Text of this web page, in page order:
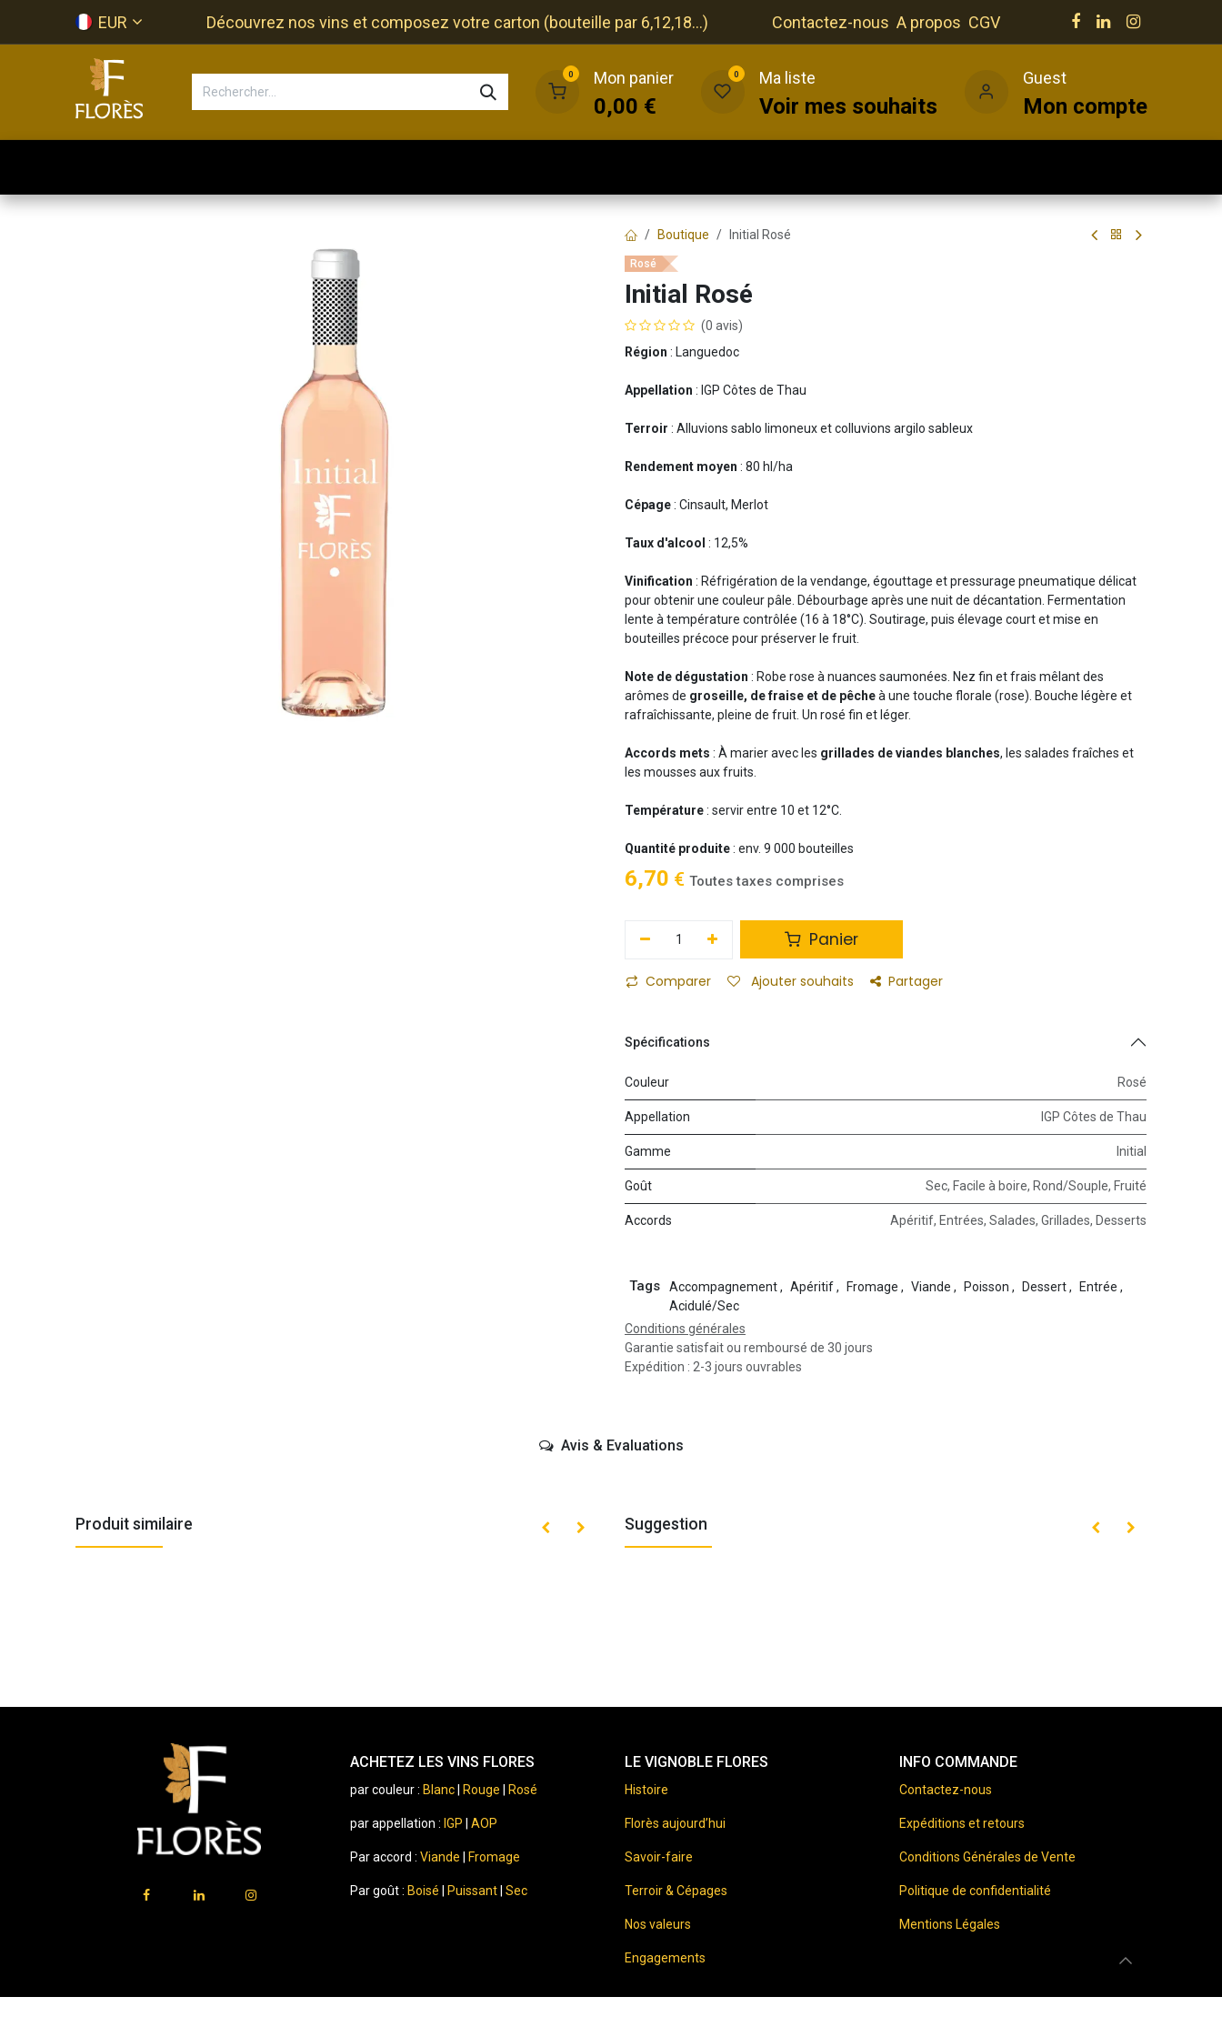
EUR Découvrez nos vins et composez votre carton (bouteille par 6,12,18...) Contactez-nous A propos CGV
0 Mon panier
0,00 €
0 Ma liste
Voir mes souhaits
Guest
Mon compte
Boutique Initial Rosé
Rosé
Initial Rosé
(0 avis)
Région : Languedoc
Appellation : IGP Côtes de Thau
Terroir : Alluvions sablo limoneux et colluvions argilo sableux
Rendement moyen : 80 hl/ha
Cépage: Cinsault, Merlot
Taux d'alcool : 12,5%
Vinification : Réfrigération de la vendange, égouttage et pressurage pneumatique délicat
pour obtenir une couleur pâle. Débourbage après une nuit de décantation. Fermentation
lente à température contrôlée (16 à 18°C). Soutirage, puis élevage court et mise en
bouteilles précoce pour préserver le fruit.
Note de dégustation : Robe rose à nuances saumonées. Nez fin et frais mêlant des
arômes de groseille, de fraise et de pêcheà une touche florale (rose). Bouche légère et
rafraîchissante, pleine de fruit. Un rosé fin et léger.
Accords mets : À marier avec les grillades de viandes blanches, les salades fraîches et
les mousses aux fruits.
Température: servir entre 10 et 12°C.
Quantité produite: env. 9 000 bouteilles
6,70 € Toutes taxes comprises
Panier
Comparer Ajouter souhaits Partager
Spécifications
Couleur Rosé
Appellation IGP Côtes de Thau
Gamme Initial
Goût Sec, Facile à boire, Rond/Souple, Fruité
Accords Apéritif, Entrées, Salades, Grillades, Desserts
Tags Accompagnement, Apéritif, Fromage , Viande , Poisson , Dessert, Entrée ,
Acidulé/Sec
Conditions générales
Garantie satisfait ou remboursé de 30 jours
Expédition : 2-3 jours ouvrables
Avis & Evaluations
Produit similaire Suggestion
ACHETEZ LES VINS FLORES
par couleur : Blanc| Rouge Rosé
par appellation : IGP AOP
Par accord : Viande Fromage
Par goût : Boisé Puissant Sec
LE VIGNOBLE FLORES
Histoire
Florès aujourd’hui
Savoir-faire
Terroir & Cépages
Nos valeurs
Engagements
INFO COMMANDE
Contactez-nous
Expéditions et retours
Conditions Générales de Vente
Politique de confidentialité
Mentions Légales